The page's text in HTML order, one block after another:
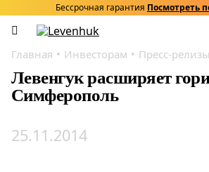
Бессрочная гарантия Посмотреть
Главная Инвесторам Пресс-релизы
Левенгук расширяет
Симферополь
25.11.2014